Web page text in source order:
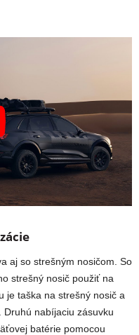
aj so strešným nosičom. So
strešný nosič použiť na
je taška na strešný nosič a
nabíjaciu zásuvku
batérie pomocou